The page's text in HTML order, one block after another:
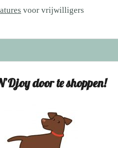
voor vrijwilligers
door te shoppen!